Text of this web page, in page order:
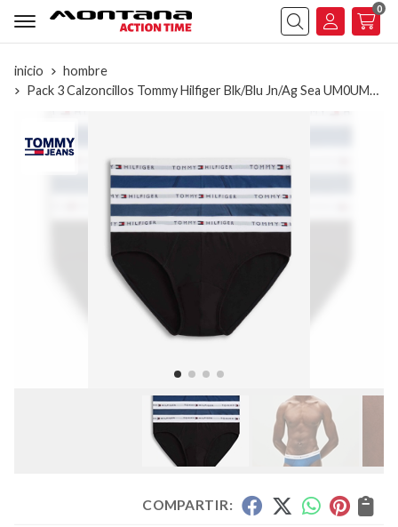
Buscar
0
inicio
hombre
Pack 3 Calzoncillos Tommy Hilfiger Blk/Blu Jn/Ag Sea UM0UM03875 0SC
COMPARTIR: